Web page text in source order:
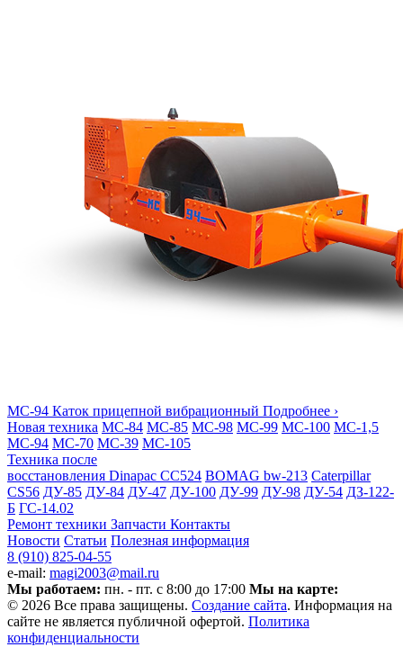
МС-94 Каток прицепной вибрационный Подробнее ›
Новая техника МС-84 МС-85 МС-98 МС-99 МС-100 МС-1,5
МС-94 МС-70 МС-39 МС-105
Техника после
восстановления Dinapac СС524 BOMAG bw-213 Caterpillar
CS56 ДУ-85 ДУ-84 ДУ-47 ДУ-100 ДУ-99 ДУ-98 ДУ-54 ДЗ-122-
Б ГС-14.02
Ремонт техники Запчасти Контакты
Новости Статьи Полезная информация
8 (910) 825-04-55
e-mail: magi2003@mail.ru
Мы работаем: пн. - пт. с 8:00 до 17:00 Мы на карте:
© 2026 Все права защищены. Создание сайта. Информация на
сайте не является публичной офертой. Политика
конфиденциальности